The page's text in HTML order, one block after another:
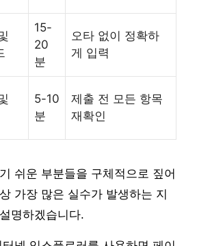
15-
20
분
오타 없이 정확하
게 입력
5-10
분
제출 전 모든 항목
재확인
쉬운 부분들을 구체적으로 짚어
가장 많은 실수가 발생하는 지
명하겠습니다.